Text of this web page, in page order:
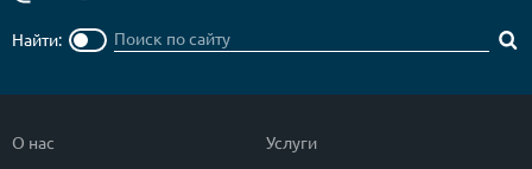
Найти:
О нас
Услуги